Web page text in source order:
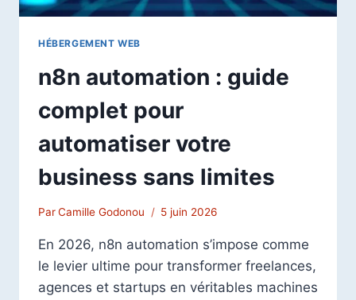
HÉBERGEMENT WEB
n8n automation : guide
complet pour
automatiser votre
business sans limites
ParCamille Godonou 5 juin 2026
En 2026, n8n automation s’impose comme
le levier ultime pour transformer freelances,
agences et startups en véritables machines